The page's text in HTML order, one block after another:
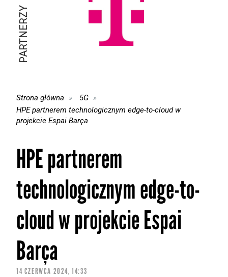
PARTNERZY
Strona główna
5G
HPE partnerem technologicznym edge-to-cloud w
projekcie Espai Barça
HPE partnerem
technologicznym edge-to-
cloud w projekcie Espai
Barça
14 CZERWCA 2024, 14:33